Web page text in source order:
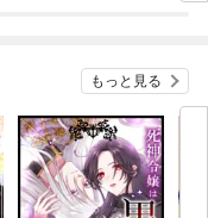
もっと見る